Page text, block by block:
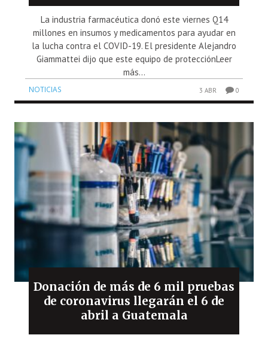
La industria farmacéutica donó este viernes Q14
millones en insumos y medicamentos para ayudar en
la lucha contra el COVID-19. El presidente Alejandro
Giammattei dijo que este equipo de protecciónLeer
más...
NOTICIAS 3 ABR 0
Donación de más de 6 mil pruebas
de coronavirus llegarán el 6 de
abril a Guatemala